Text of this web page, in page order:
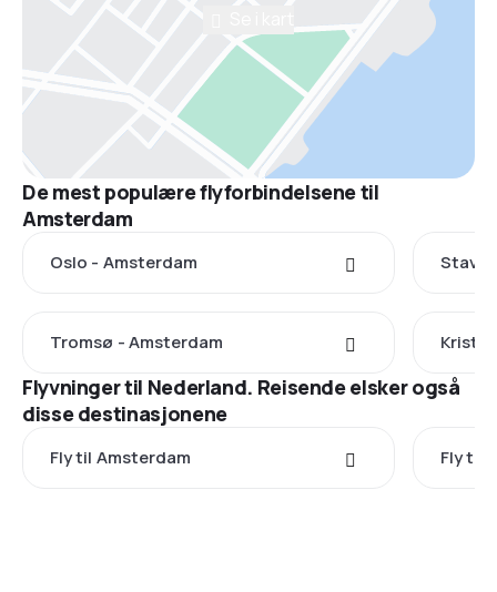
De mest populære flyforbindelsene til
Amsterdam
Oslo - Amsterdam
Tromsø - Amsterdam
Flyvninger til Nederland. Reisende elsker også
disse destinasjonene
Fly til Amsterdam Fly til